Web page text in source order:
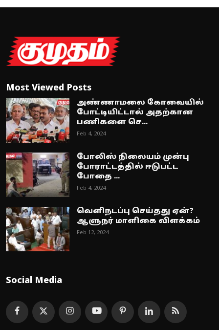
Most Viewed Posts
அண்ணாமலை கோவையில்
போட்டியிட்டால் அதற்கான
பணிகளை செ...
Feb 4, 2024
போலிஸ் நிலையம் முன்பு
போராட்டத்தில் ஈடுபட்ட
போதை ...
Feb 4, 2024
வெளிநடப்பு செய்தது ஏன்?
ஆளுநர் மாளிகை விளக்கம்
Feb 12, 2024
Social Media